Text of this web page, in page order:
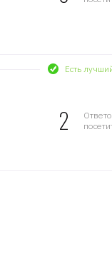
Есть
2